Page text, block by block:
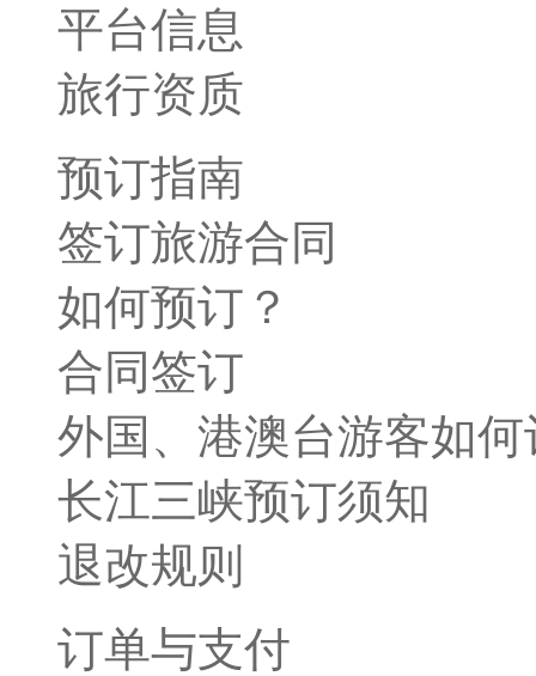
平台信息
旅行资质
预订指南
签订旅游合同
如何预订？
合同签订
外国、港澳台游客如何
长江三峡预订须知
退改规则
订单与支付